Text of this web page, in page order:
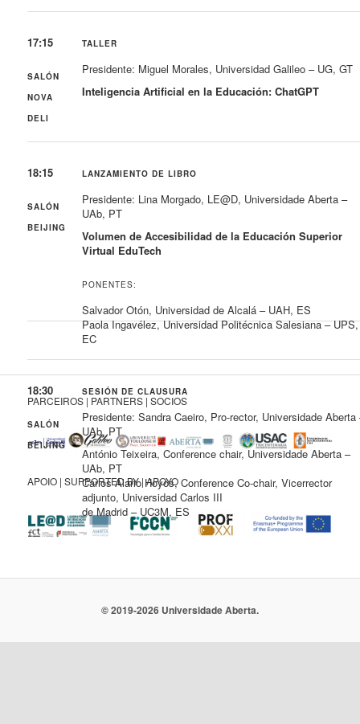
17:15
SALÓN
NOVA
DELI
TALLER
Presidente: Miguel Morales, Universidad Galileo – UG, GT
Inteligencia Artificial en la Educación: ChatGPT
18:15
SALÓN
BEIJING
LANZAMIENTO DE LIBRO
Presidente: Lina Morgado, LE@D, Universidade Aberta –
UAb, PT
Volumen de Accesibilidad de la Educación Superior
Virtual EduTech
PONENTES:
Salvador Otón, Universidad de Alcalá – UAH, ES
Paola Ingavélez, Universidad Politécnica Salesiana – UPS,
EC
18:30
SALÓN
BEIJING
SESIÓN DE CLAUSURA
Presidente: Sandra Caeiro, Pro-rector, Universidade Aberta
UAb, PT
António Teixeira, Conference chair, Universidade Aberta –
UAb, PT
Carlos Alario Hoyos, Conference Co-chair, Vicerrector
adjunto, Universidad Carlos III
de Madrid – UC3M, ES
PARCEIROS | PARTNERS | SOCIOS
APOIO | SUPPORTED BY | APOYO
© 2019-2026 Universidade Aberta.